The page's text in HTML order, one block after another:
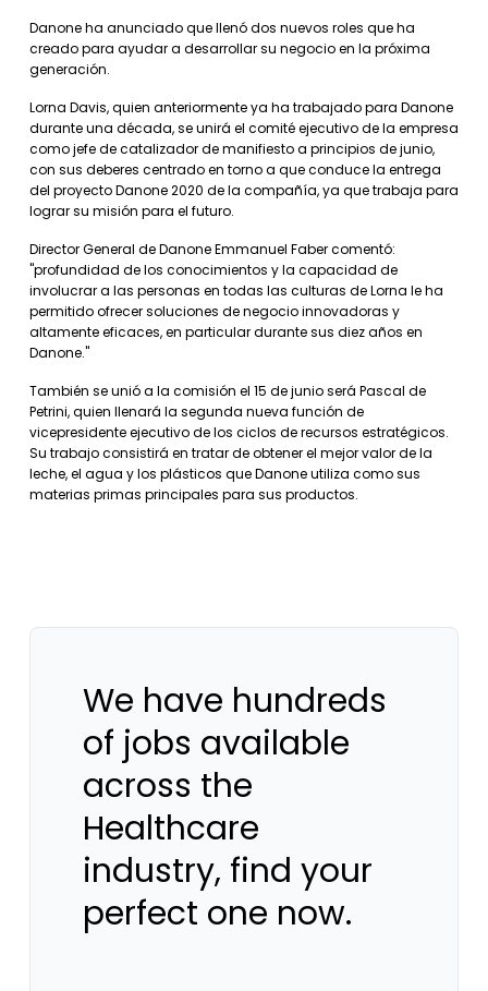
Danone ha anunciado que llenó dos nuevos roles que ha
creado para ayudar a desarrollar su negocio en la próxima
generación.
Lorna Davis, quien anteriormente ya ha trabajado para Danone
durante una década, se unirá el comité ejecutivo de la empresa
como jefe de catalizador de manifiesto a principios de junio,
con sus deberes centrado en torno a que conduce la entrega
del proyecto Danone 2020 de la compañía, ya que trabaja para
lograr su misión para el futuro.
Director General de Danone Emmanuel Faber comentó:
"profundidad de los conocimientos y la capacidad de
involucrar a las personas en todas las culturas de Lorna le ha
permitido ofrecer soluciones de negocio innovadoras y
altamente eficaces, en particular durante sus diez años en
Danone."
También se unió a la comisión el 15 de junio será Pascal de
Petrini, quien llenará la segunda nueva función de
vicepresidente ejecutivo de los ciclos de recursos estratégicos.
Su trabajo consistirá en tratar de obtener el mejor valor de la
leche, el agua y los plásticos que Danone utiliza como sus
materias primas principales para sus productos.
We have hundreds
of jobs available
across the
Healthcare
industry, find your
perfect one now.